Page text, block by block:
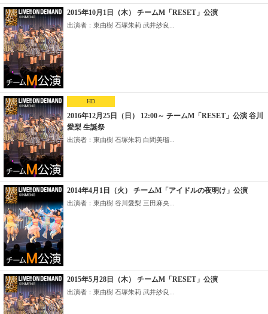
2015年10月1日（木） チームM「RESET」公演
出演者：東由樹 石塚朱莉 武井紗良...
HD
2016年12月25日（日） 12:00～ チームM「RESET」公演 谷川
愛梨 生誕祭
出演者：東由樹 石塚朱莉 白間美瑠...
2014年4月1日（火） チームM「アイドルの夜明け」公演
出演者：東由樹 谷川愛梨 三田麻央...
2015年5月28日（木） チームM「RESET」公演
出演者：東由樹 石塚朱莉 武井紗良...